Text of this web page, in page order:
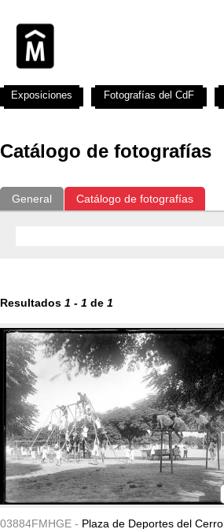
Catálogo de fotografías
General Catálogo de fotografías
Resultados 1 - 1 de 1
03884FMHGE - Plaza de Deportes del Cerro.
Exposiciones Fotografías del CdF